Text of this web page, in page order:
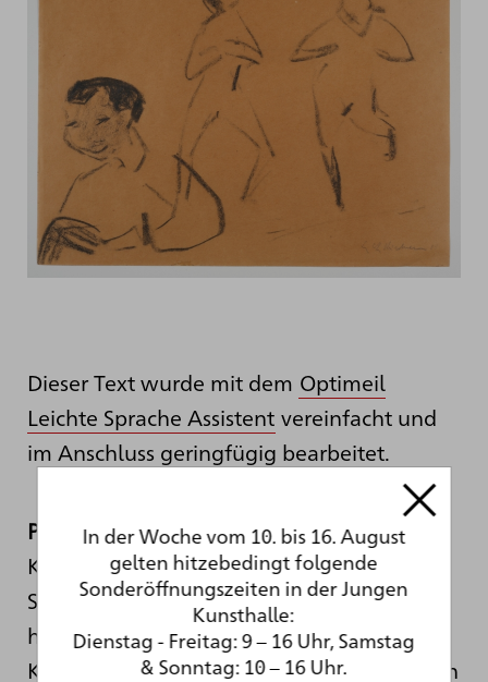
Dieser Text wurde mit dem Optimeil
Leichte Sprache Assistent vereinfacht und
im Anschluss geringfügig bearbeitet.
Prof. Dr. Natasha A. Kelly arbeitet in der
Kommunikationswissenschaft und
Soziologie. Sie schreibt Bücher, gibt Bücher
heraus und arbeitet als Kuratorin und
Künstlerin. Sie hat an vielen Hochschulen in
In der Woche vom 10. bis 16. August
gelten hitzebedingt folgende
Sonderöffnungszeiten in der Jungen
Kunsthalle:
Dienstag - Freitag: 9 – 16 Uhr, Samstag
& Sonntag: 10 – 16 Uhr.